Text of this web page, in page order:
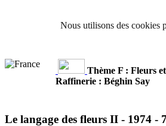
Nous utilisons des cookies
Thème F : Fleurs
Raffinerie : Béghin Say
Le langage des fleurs II - 1974 -